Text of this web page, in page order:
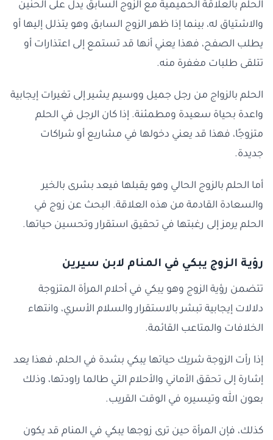
الحلم بالعلاقة الحميمية مع الزوج السابق يدل على الحنين
والاشتياق له، بينما إذا ظهر الزوج السابق وهو يتذلل إليها أو
يطلب الصفح، فهذا يعني أنها قد تستمع إلى اعتذارات أو
تتلقى طلبات مغفرة منه.
الحلم بالزواج من رجل جميل ووسيم يشير إلى تغيرات إيجابية
واعدة بحياة سعيدة ومطمئنة. إذا كان الرجل في الحلم
متزوجًا، فهذا قد يعني دخولها في مشاريع أو شراكات
جديدة.
أما الحلم بالزوج الحالي وهو يقبلها فيعد بشرى بالخير
والسعادة القادمة من هذه العلاقة. البحث عن زوج في
الحلم يرمز إلى رغبتها في تحقيق استقرار وتحسين حياتها.
رؤية الزوج يبكي في المنام لابن سيرين
تتضمن رؤية الزوج وهو يبكي في أحلام المرأة المتزوجة
دلالات إيجابية تبشر بالاستقرار والسلام الأسري، وانتهاء
الخلافات والمتاعب القائمة.
إذا رأت الزوجة شريك حياتها يبكي بشدة في الحلم، فهذا يعد
إشارة إلى تحقق الأماني والأحلام التي طالما راودتها، وذلك
بعون الله وتيسيره في الوقت القريب.
كذلك، فإن المرأة حين ترى زوجها يبكي في المنام قد يكون